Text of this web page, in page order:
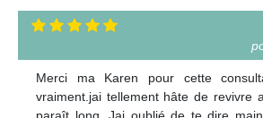
Merci ma Karen pour cette
vraiment.jai tellement hâte de revivre
paraît long. Jai oublié de te dire